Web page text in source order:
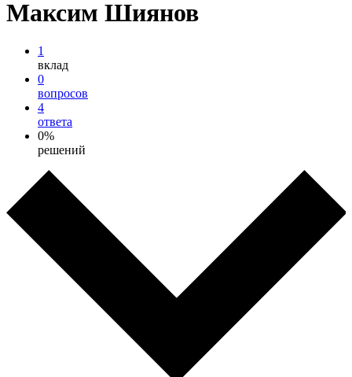
Максим Шиянов
1
вклад
0
вопросов
4
ответа
0%
решений